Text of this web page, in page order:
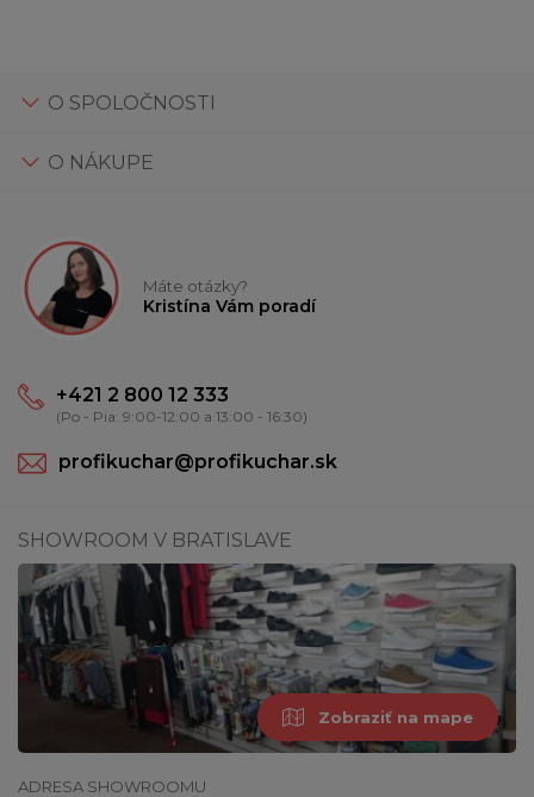
O SPOLOČNOSTI
O NÁKUPE
Máte otázky?
Kristína Vám poradí
+421 2 800 12 333
(Po - Pia: 9:00-12:00 a 13:00 - 16:30)
profikuchar@profikuchar.sk
SHOWROOM V BRATISLAVE
Zobraziť na mape
ADRESA SHOWROOMU